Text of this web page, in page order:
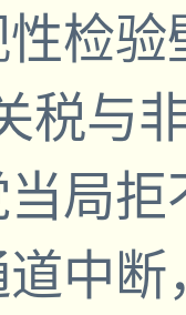
检
税与
局
中